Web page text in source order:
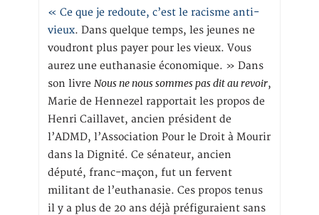
« Ce que je redoute, c’est le racisme anti-
vieux. Dans quelque temps, les jeunes ne
voudront plus payer pour les vieux. Vous
aurez une euthanasie économique. » Dans
son livre Nous ne nous sommes pas dit au revoir,
Marie de Hennezel rapportait les propos de
Henri Caillavet, ancien président de
l’ADMD, l’Association Pour le Droit à Mourir
dans la Dignité. Ce sénateur, ancien
député, franc-maçon, fut un fervent
militant de l’euthanasie. Ces propos tenus
il y a plus de 20 ans déjà préfiguraient sans